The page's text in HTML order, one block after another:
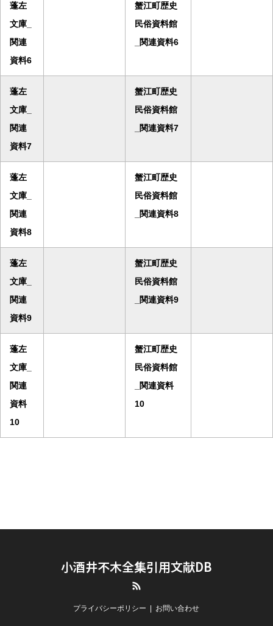
蓬左
文庫_
関連
資料6
蟹江町歴史
民俗資料館
_関連資料6
蓬左
文庫_
関連
資料7
蟹江町歴史
民俗資料館
_関連資料7
蓬左
文庫_
関連
資料8
蟹江町歴史
民俗資料館
_関連資料8
蓬左
文庫_
関連
資料9
蟹江町歴史
民俗資料館
_関連資料9
蓬左
文庫_
関連
資料
10
蟹江町歴史
民俗資料館
_関連資料
10
小酒井不木全集引用文献DB
プライバシーポリシー お問い合わせ